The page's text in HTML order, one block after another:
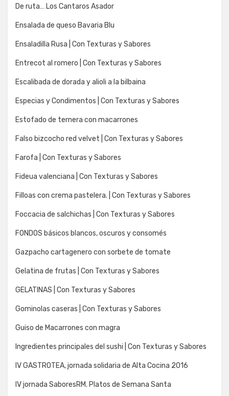
De ruta… Los Cantaros Asador
Ensalada de queso Bavaria Blu
Ensaladilla Rusa | Con Texturas y Sabores
Entrecot al romero | Con Texturas y Sabores
Escalibada de dorada y alioli a la bilbaina
Especias y Condimentos | Con Texturas y Sabores
Estofado de ternera con macarrones
Falso bizcocho red velvet | Con Texturas y Sabores
Farofa | Con Texturas y Sabores
Fideua valenciana | Con Texturas y Sabores
Filloas con crema pastelera. | Con Texturas y Sabores
Foccacia de salchichas | Con Texturas y Sabores
FONDOS básicos blancos, oscuros y consomés
Gazpacho cartagenero con sorbete de tomate
Gelatina de frutas | Con Texturas y Sabores
GELATINAS | Con Texturas y Sabores
Gominolas caseras | Con Texturas y Sabores
Guiso de Macarrones con magra
Ingredientes principales del sushi | Con Texturas y Sabores
IV GASTROTEA, jornada solidaria de Alta Cocina 2016
IV jornada SaboresRM. Platos de Semana Santa